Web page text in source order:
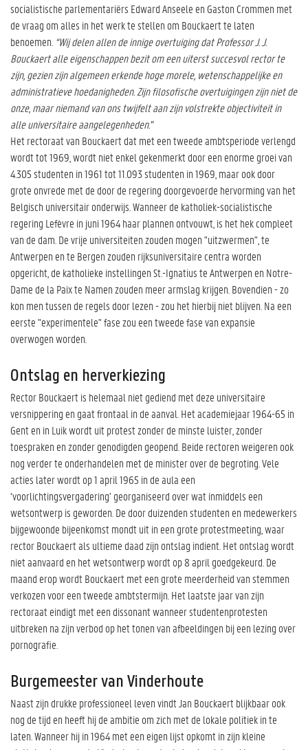
socialistische parlementariërs Edward Anseele en Gaston Crommen met
de vraag om alles in het werk te stellen om Bouckaert te laten
benoemen. “Wij delen allen de innige overtuiging dat Professor J. J.
Bouckaert alle eigenschappen bezit om een uiterst succesvol rector te
zijn, gezien zijn algemeen erkende hoge morele, wetenschappelijke en
administratieve hoedanigheden. Zijn filosofische overtuigingen zijn niet de
onze, maar niemand van ons twijfelt aan zijn volstrekte objectiviteit in
alle universitaire aangelegenheden."
Het rectoraat van Bouckaert dat met een tweede ambtsperiode verlengd
wordt tot 1969, wordt niet enkel gekenmerkt door een enorme groei van
4.305 studenten in 1961 tot 11.093 studenten in 1969, maar ook door
grote onvrede met de door de regering doorgevoerde hervorming van het
Belgisch universitair onderwijs. Wanneer de katholiek-socialistische
regering Lefèvre in juni 1964 haar plannen ontvouwt, is het hek compleet
van de dam. De vrije universiteiten zouden mogen "uitzwermen", te
Antwerpen en te Bergen zouden rijksuniversitaire centra worden
opgericht, de katholieke instellingen St.-Ignatius te Antwerpen en Notre-
Dame de la Paix te Namen zouden meer armslag krijgen. Bovendien - zo
kon men tussen de regels door lezen - zou het hierbij niet blijven. Na een
eerste "experimentele" fase zou een tweede fase van expansie
overwogen worden.
Ontslag en herverkiezing
Rector Bouckaert is helemaal niet gediend met deze universitaire
versnippering en gaat frontaal in de aanval. Het academiejaar 1964-65 in
Gent en in Luik wordt uit protest zonder de minste luister, zonder
toespraken en zonder genodigden geopend. Beide rectoren weigeren ook
nog verder te onderhandelen met de minister over de begroting. Vele
acties later wordt op 1 april 1965 in de aula een
‘voorlichtingsvergadering’ georganiseerd over wat inmiddels een
wetsontwerp is geworden. De door duizenden studenten en medewerkers
bijgewoonde bijeenkomst mondt uit in een grote protestmeeting, waar
rector Bouckaert als ultieme daad zijn ontslag indient. Het ontslag wordt
niet aanvaard en het wetsontwerp wordt op 8 april goedgekeurd. De
maand erop wordt Bouckaert met een grote meerderheid van stemmen
verkozen voor een tweede ambtstermijn. Het laatste jaar van zijn
rectoraat eindigt met een dissonant wanneer studentenprotesten
uitbreken na zijn verbod op het tonen van afbeeldingen bij een lezing over
pornografie.
Burgemeester van Vinderhoute
Naast zijn drukke professioneel leven vindt Jan Bouckaert blijkbaar ook
nog de tijd en heeft hij de ambitie om zich met de lokale politiek in te
laten. Wanneer hij in 1964 met een eigen lijst opkomt in zijn kleine